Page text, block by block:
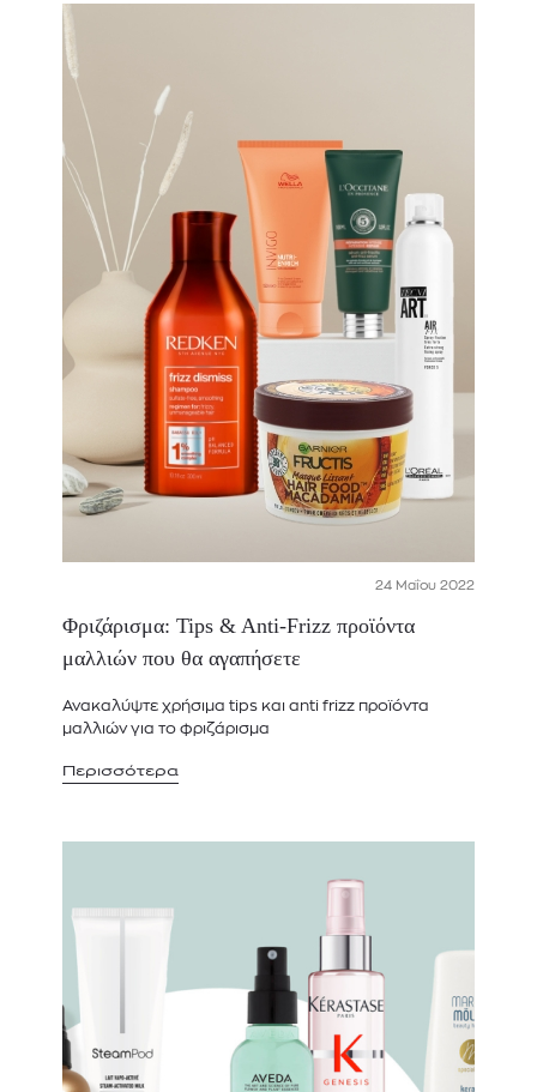
24 Μαΐου 2022
Φριζάρισμα: Tips & Anti-Frizz προϊόντα
μαλλιών που θα αγαπήσετε
Ανακαλύψτε χρήσιμα tips και anti frizz προϊόντα
μαλλιών για το φριζάρισμα
Περισσότερα